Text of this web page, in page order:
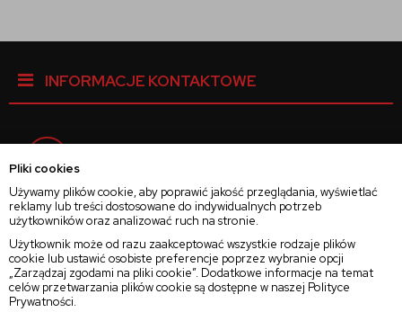
Pliki cookies
Używamy plików cookie, aby poprawić jakość przeglądania, wyświetlać
reklamy lub treści dostosowane do indywidualnych potrzeb
użytkowników oraz analizować ruch na stronie.
Użytkownik może od razu zaakceptować wszystkie rodzaje plików
cookie lub ustawić osobiste preferencje poprzez wybranie opcji
„Zarządzaj zgodami na pliki cookie”. Dodatkowe informacje na temat
celów przetwarzania plików cookie są dostępne w naszej Polityce
Prywatności.
INFORMACJE KONTAKTOWE
Instagram
Twitter